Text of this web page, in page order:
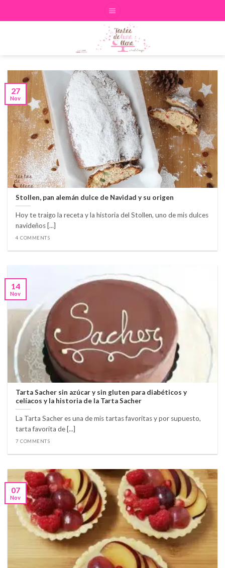
Stollen, pan alemán dulce de Navidad y su origen
Hoy te traigo la receta y la historia del Stollen, uno de mis dulces
navideños [...]
4 COMMENTS
27
Nov
Tarta Sacher sin azúcar y sin gluten para diabéticos y
celíacos y la historia de la Tarta Sacher
La Tarta Sacher es una de mis tartas favoritas y por supuesto,
tarta favorita de [...]
7 COMMENTS
14
Nov
07
Nov